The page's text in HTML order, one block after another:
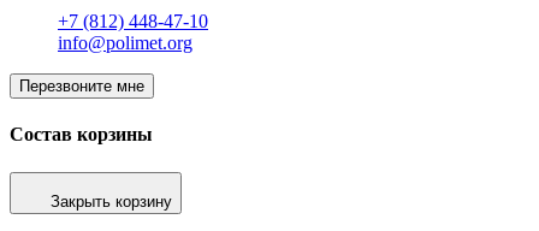
+7 (812) 448-47-10
info@polimet.org
Перезвоните мне
Состав корзины
Закрыть корзину